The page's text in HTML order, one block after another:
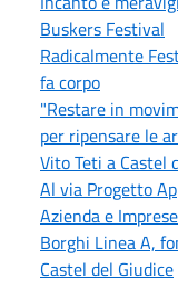
Buskers Festival
Radicalmente
fa corpo
"Restare in
per ripensare le
Vito Teti a Castel
Al via Progetto
Azienda e
Borghi Linea A,
Castel del Giudice